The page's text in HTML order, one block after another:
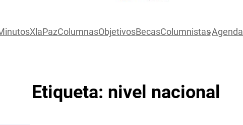
ColumnasObjetivosBecasColumnistasAgenda
Etiqueta: nivel nacional